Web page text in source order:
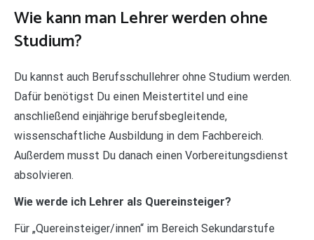
Wie kann man Lehrer werden ohne
Studium?
Du kannst auch Berufsschullehrer ohne Studium werden.
Dafür benötigst Du einen Meistertitel und eine
anschließend einjährige berufsbegleitende,
wissenschaftliche Ausbildung in dem Fachbereich.
Außerdem musst Du danach einen Vorbereitungsdienst
absolvieren.
Wie werde ich Lehrer als Quereinsteiger?
Für „Quereinsteiger/innen“ im Bereich Sekundarstufe